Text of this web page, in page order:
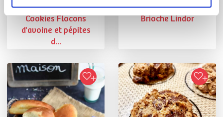
Cookies Flocons
d'avoine et pépites
d...
Brioche Lindor